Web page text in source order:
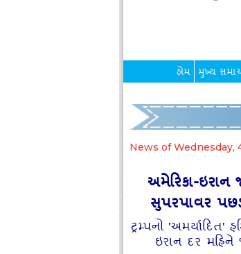
હોમ મુખ્ય
News of Wednesday,
અમેરિકા-
સુપરપાવર
ટ્રમ્પનો 'અમર્યાદિત'
ઇરાન દર મહિને